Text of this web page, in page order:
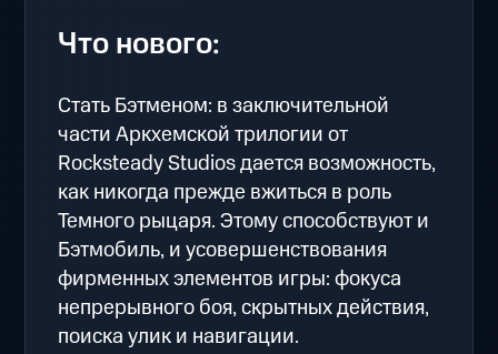
Что нового:
Стать Бэтменом: в заключительной
части Аркхемской трилогии от
Rocksteady Studios дается возможность,
как никогда прежде вжиться в роль
Темного рыцаря. Этому способствуют и
Бэтмобиль, и усовершенствования
фирменных элементов игры: фокуса
непрерывного боя, скрытных действия,
поиска улик и навигации.